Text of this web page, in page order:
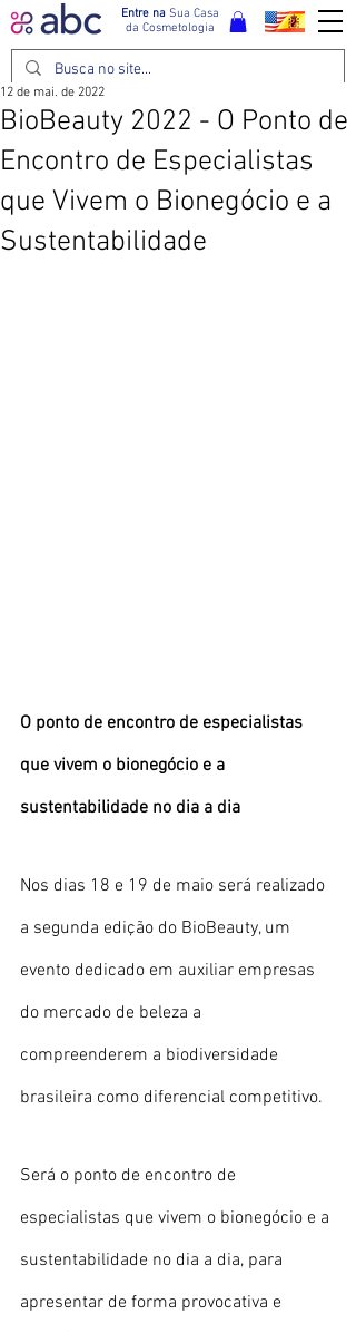
Entre naSua Casa
da Cosmetologia
BioBeauty 2022 - O Ponto de
Encontro de Especialistas
que Vivem o Bionegócio e a
Sustentabilidade
12 de mai. de 2022
O ponto de encontro de especialistas
que vivem o bionegócio e a
sustentabilidade no dia a dia
Nos dias 18 e 19 de maio será realizado
a segunda edição do BioBeauty, um
evento dedicado em auxiliar empresas
do mercado de beleza a
compreenderem a biodiversidade
brasileira como diferencial competitivo.
Será o ponto de encontro de
especialistas que vivem o bionegócio e a
sustentabilidade no dia a dia, para
apresentar de forma provocativa e